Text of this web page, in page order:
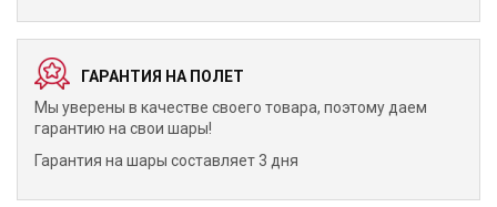
ГАРАНТИЯ НА ПОЛЕТ
Мы уверены в качестве своего товара, поэтому даем
гарантию на свои шары!
Гарантия на шары составляет 3 дня